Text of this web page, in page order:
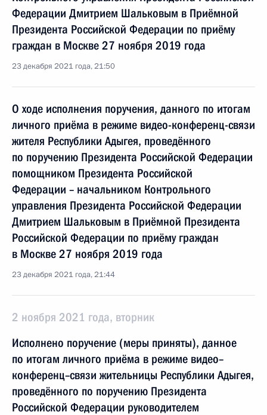
Федерации Дмитрием Шальковым в Приёмной
Президента Российской Федерации по приёму
граждан в Москве 27 ноября 2019 года
23 декабря 2021 года, 21:50
О ходе исполнения поручения, данного по итогам
личного приёма в режиме видео-конференц-связи
жителя Республики Адыгея, проведённого
по поручению Президента Российской Федерации
помощником Президента Российской
Федерации – начальником Контрольного
управления Президента Российской Федерации
Дмитрием Шальковым в Приёмной Президента
Российской Федерации по приёму граждан
в Москве 27 ноября 2019 года
23 декабря 2021 года, 21:44
2 ноября 2021 года, вторник
Исполнено поручение (меры приняты), данное
по итогам личного приёма в режиме видео–
конференц–связи жительницы Республики Адыгея,
проведённого по поручению Президента
Российской Федерации руководителем